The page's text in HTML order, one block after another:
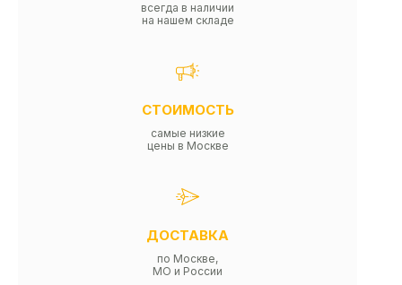
всегда в наличии
на нашем складе
СТОИМОСТЬ
самые низкие
цены в Москве
ДОСТАВКА
по Москве,
МО и России